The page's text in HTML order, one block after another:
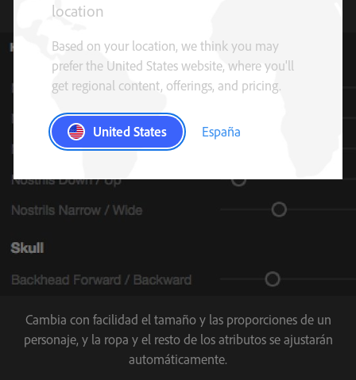
Cambia con facilidad el tamaño y las proporciones de un
personaje, y la ropa y el resto de los atributos se ajustarán
automáticamente.
location
Based on your location, we think you may
prefer the United States website, where you'll
get regional content, offerings, and pricing.
United States España